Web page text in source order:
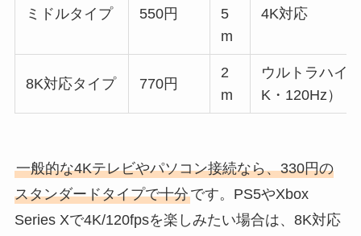
ミドルタイプ 550円
5
m
4K対応
8K対応タイプ 770円
2
m
ウルトラハイ
K・120Hz）
一般的な4Kテレビやパソコン接続なら、330円の
スタンダードタイプで十分です。PS5やXbox
Series Xで4K/120fpsを楽しみたい場合は、8K対応